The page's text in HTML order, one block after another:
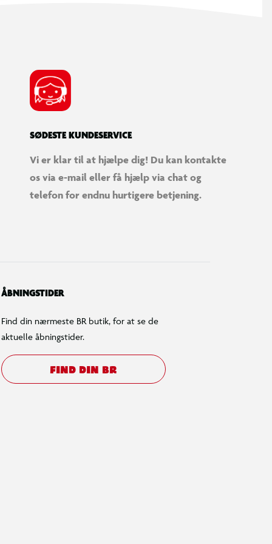
SØDESTE KUNDESERVICE
Vi er klar til at hjælpe dig! Du kan kontakte
os via e-mail eller få hjælp via chat og
telefon for endnu hurtigere betjening.
ÅBNINGSTIDER
Find din nærmeste BR butik, for at se de
aktuelle åbningstider.
FIND DIN BR